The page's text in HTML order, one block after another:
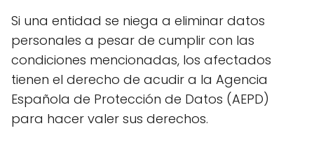
Si una entidad se niega a eliminar datos
personales a pesar de cumplir con las
condiciones mencionadas, los afectados
tienen el derecho de acudir a la Agencia
Española de Protección de Datos (AEPD)
para hacer valer sus derechos.